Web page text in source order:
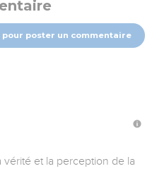
pour poster un commentaire
et la perception de la